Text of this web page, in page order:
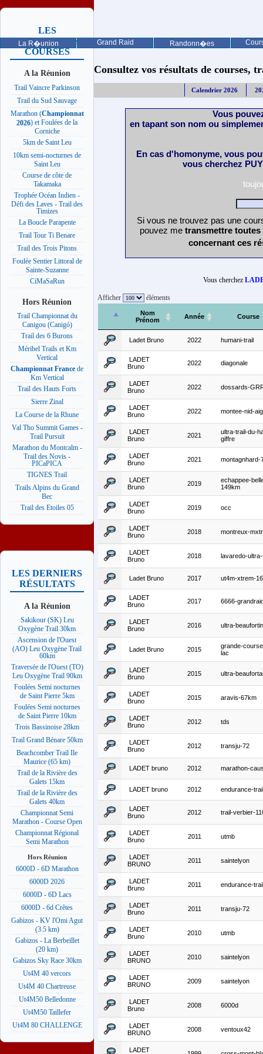
La R�union Grand Raid Randonn�es
LES
PROCHAINES
COURSES
A la Réunion
Trail Vaincre Parkinson
Trail du Sud Sauvage
Marathon (Championnat
2026) et Foulées de la
Corniche
5km de Saint Leu
10km semi-nocturnes de
Saint Leu
Course de côte de
Takamaka
Trophée Océan Indien -
Défi des Laves - Trail des
Timizes
La Boucle Parapente
Trail Tour Ti Benare
Trail des Trois Pitons
Foulée Sentier Littoral de
Sainte-Suzanne
CiMaSaRun
Hors Réunion
Trail Championnat du
Canigou (Canigó)
Trail des 6 Burons
Méribel Trails et Km
Vertical
Championnat France de
Km Vertical
Trail des Hauts Forts
Sierre Zinal
La Course de la Rhune
Val Tho Summit Games -
Trail Pursuit
Marathon du Montcalm -
Trail des Novis -
PICaPICA
TIGNES Trail
Trails Alpins du Grand
Bec
Trail des Etoiles 05
LES DERNIERS
RÉSULTATS
A la Réunion
Sakikour (SK) Leu
Oxygène Trail 30km
Ascension de l'Ouest
(AO) Leu Oxygène Trail
60km
Traversée de l'Ouest (TO)
Leu Oxygène Trail 90km
Foulées Semi nocturnes
de Saint Pierre 5km
Foulées Semi nocturnes
de Saint Pierre 10km
Trois Bassinoise 28km
Trail Grand Bénare 50km
Beachcomber Trail Ile
Maurice (65 km)
Trail de la Rivière des
Galets 15km
Trail de la Rivière des
Galets 40km
Championnat Semi
Marathon - Course Open
Championnat Régional
Semi Marathon
Hors Réunion
6000D - 6D Marathon
6000D 2026
6000D - 6D Lacs
6000D - 6d Crêtes
Gabizos - KV l'Omi Agut
(3.5 km)
Gabizos - La Berbeillet
(20 km)
Gabizos Sky Race 30km
Ut4M 40 vercors
Ut4M 40 Chartreuse
Ut4M50 Belledonne
Ut4M50 Taillefer
Ut4M 80 CHALLENGE
Consultez vos résultats de courses,
Calendrier 2026
Vous
en tapant son nom ou
En cas d'homonyme, vous
vous cherchez
Si vous ne trouvez pas une
pouvez me transmettre
concernant ces
Vous cherchez
Afficher éléments
Nom
Prénom
Année Course
Ladet Bruno 2022 humani-trail
LADET
Bruno
2022 diagonale
LADET
Bruno
2022 dossards-
LADET
Bruno
2022 montee-nid-
LADET
Bruno
2021
ultra-trail-du-
giffre
LADET
Bruno
2021 montagnhard-
LADET
Bruno
2019
echappee-
149km
LADET
Bruno
2019 occ
LADET
Bruno
2018 montreux-
LADET
Bruno
2018 lavaredo-
Ladet Bruno 2017 ut4m-xtrem-
LADET
Bruno
2017 6666-
LADET
Bruno
2016 ultra-beaufortin
Ladet Bruno 2015
grande-
lac
LADET
Bruno
2015 ultra-
LADET
Bruno
2015 aravis-67km
LADET
Bruno
2012 tds
LADET
Bruno
2012 transju-72
LADET bruno 2012 marathon-
LADET bruno 2012 endurance-trail
LADET
Bruno
2012 trail-verbier-
LADET
Bruno
2011 utmb
LADET
BRUNO
2011 saintelyon
LADET
Bruno
2011 endurance-trail
LADET
Bruno
2011 transju-72
LADET
Bruno
2010 utmb
LADET
BRUNO
2010 saintelyon
LADET
BRUNO
2009 saintelyon
LADET
Bruno
2008 6000d
LADET
BRUNO
2008 ventoux42
LADET